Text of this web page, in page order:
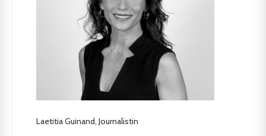
Laetitia Guinand, Journalistin